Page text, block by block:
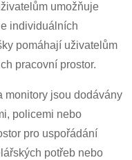
umožňuje
individuálních
pomáhají uživatelům
pracovní prostor.
monitory jsou dodávány
policemi nebo
pro uspořádání
potřeb nebo